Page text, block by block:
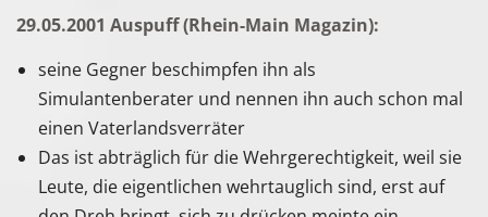
29.05.2001 Auspuff (Rhein-Main Magazin):
seine Gegner beschimpfen ihn als
Simulantenberater und nennen ihn auch schon mal
einen Vaterlandsverräter
Das ist abträglich für die Wehrgerechtigkeit, weil sie
Leute, die eigentlichen wehrtauglich sind, erst auf